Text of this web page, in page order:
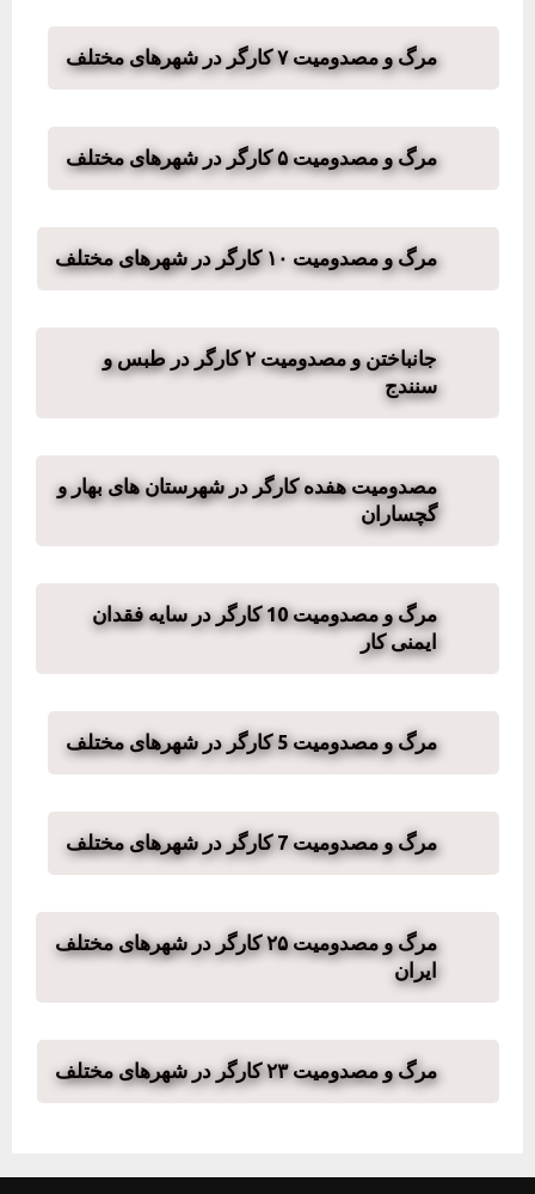
مرگ و مصدومیت ۷ کارگر در شهرهای مختلف
مرگ و مصدومیت ۵ کارگر در شهرهای مختلف
مرگ و مصدومیت ۱۰ کارگر در شهرهای مختلف
جانباختن و مصدومیت ۲ کارگر در طبس و
سنندج
مصدومیت هفده کارگر در شهرستان های بهار و
گچساران
مرگ و مصدومیت 10 کارگر در سایه فقدان
ایمنی کار
مرگ و مصدومیت 5 کارگر در شهرهای مختلف
مرگ و مصدومیت 7 کارگر در شهرهای مختلف
مرگ و مصدومیت ۲۵ کارگر در شهرهای مختلف
ایران
مرگ و مصدومیت ۲۳ کارگر در شهرهای مختلف